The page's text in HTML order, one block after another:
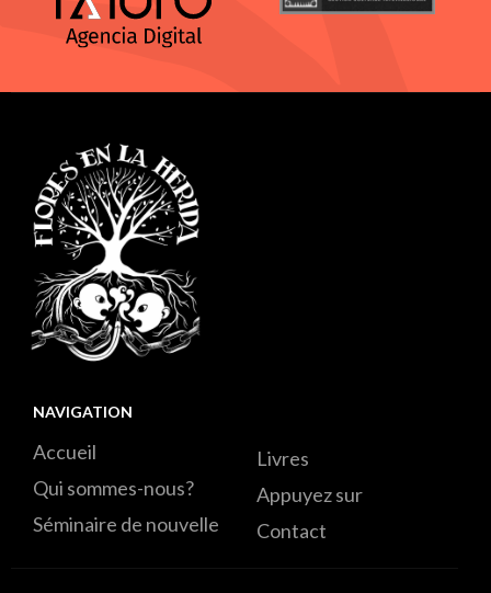
NAVIGATION
Accueil
Qui sommes-nous?
Séminaire de nouvelle
Livres
Appuyez sur
Contact